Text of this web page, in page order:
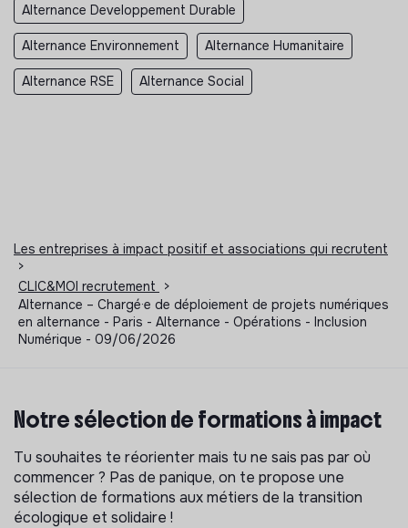
Alternance Developpement Durable
Alternance Environnement Alternance Humanitaire
Alternance RSE Alternance Social
Les entreprises à impact positif et associations qui recrutent
>
CLIC&MOI recrutement
>
Alternance – Chargé·e de déploiement de projets numériques
en alternance - Paris - Alternance - Opérations - Inclusion
Numérique - 09/06/2026
Notre sélection de formations à impact
Tu souhaites te réorienter mais tu ne sais pas par où
commencer ? Pas de panique, on te propose une
sélection de formations aux métiers de la transition
écologique et solidaire !